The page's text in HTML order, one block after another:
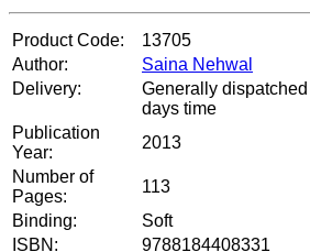
Product Code:
13705
Author:
Saina Nehwal
Delivery:
Generally
days time
Publication
Year:
2013
Number of
Pages:
113
Binding:
Soft
ISBN:
9788184408331